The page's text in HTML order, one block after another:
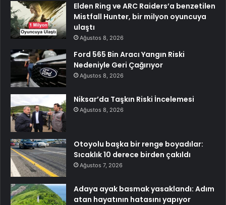
Elden Ring ve ARC Raiders’a benzetilen
Mistfall Hunter, bir milyon oyuncuya
ulaştı
Ağustos 8, 2026
Ford 565 Bin Aracı Yangın Riski
Nedeniyle Geri Çağırıyor
Ağustos 8, 2026
Niksar’da Taşkın Riski İncelemesi
Ağustos 8, 2026
Otoyolu başka bir renge boyadılar:
Sıcaklık 10 derece birden çakıldı
Ağustos 7, 2026
Adaya ayak basmak yasaklandı: Adım
atan hayatının hatasını yapıyor